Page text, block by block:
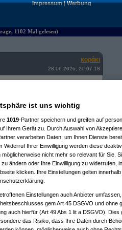
Impressum|Werbung
1102 Mal gelesen)
κοράκι
28.06.2026, 20:07:18
21:10:17)
23:36:53)
16:33:29)
17:01:25)
18:51:36)
30.06.2026, 21:14:10)
00:01:33)
am 01.07.2026, 09:04:43)
13:27:06)
11:55:39)
21:36:20)
ist uns wichtig
1019-Partner speichern und greifen auf
Ihrem Gerät zu. Durch Auswahl von
verarbeiten Daten, um Ihnen Dienste
Widerruf Ihrer Einwilligung werden diese
möglicherweise nicht mehr so relevant für Sie.
zu ändern oder Ihre Einwilligung zu widerrufen,
klicken. Ihre Einstellungen gelten
Einstellungen auch Anbieter
gem Art 45 DSGVO und ohne
auch hierfür (Art 49 Abs 1 lit a DSGVO).
das Risiko, dass Ihre Daten durch